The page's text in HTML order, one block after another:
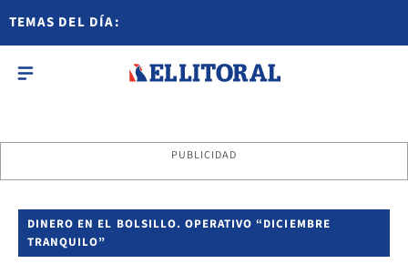
TEMAS DEL DÍA:
PUBLICIDAD
DINERO EN EL BOLSILLO. OPERATIVO “DICIEMBRE
TRANQUILO”